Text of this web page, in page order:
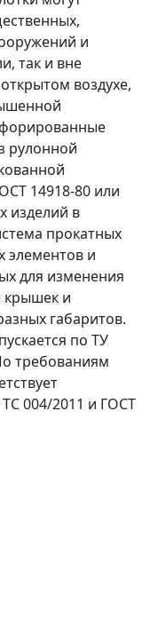
и
так и вне
воздухе,
рулонной
14918-80 или
изделий в
прокатных
элементов и
для изменения
крышек и
габаритов.
по ТУ
требованиям
004/2011 и ГОСТ